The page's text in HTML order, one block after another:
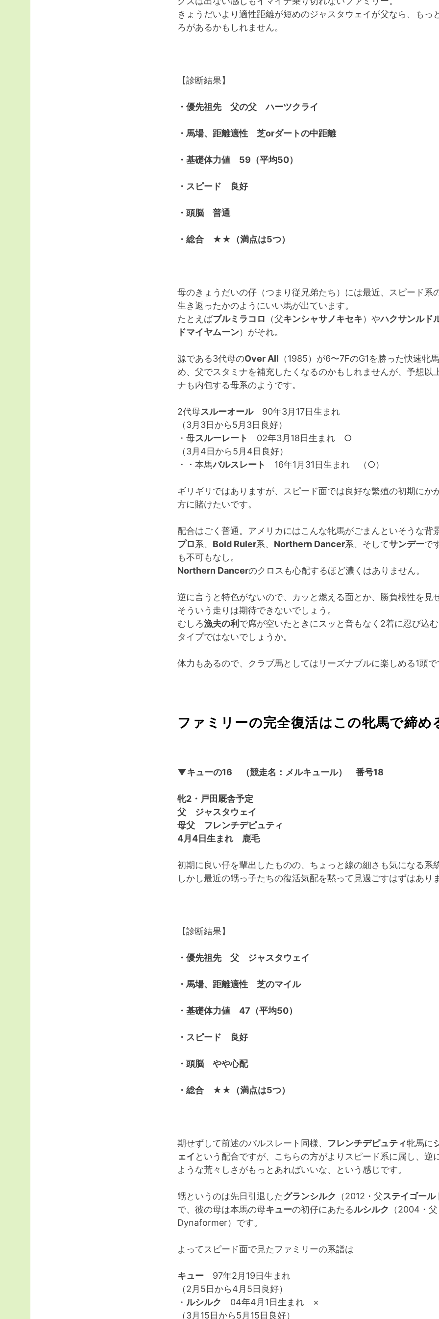
きょうだいより適性距離が短めのジャスタウェイが父なら、もっ
ろがあるかもしれません。
【診断結果】
・優先祖先 父の父 ハーツクライ
・馬場、距離適性 芝orダートの中距離
・基礎体力値 59（平均50）
・スピード 良好
・頭脳 普通
・総合 ★★（満点は5つ）
母のきょうだいの仔（つまり従兄弟たち）には最近、スピード系
生き返ったかのようにいい馬が出ています。
たとえばブルミラコロ （父キンシャサノキセキ）やハクサンルド
ドマイヤムーン）がそれ。
源である3代母のOver All （1985）が6〜7FのG1を勝った快速牝
め、父でスタミナを補充したくなるのかもしれませんが、予想以
ナも内包する母系のようです。
2代母スルーオール90年3月17日生まれ
（3月3日から5月3日良好）
・母スルーレート
02年3月18日生まれ ○
（3月4日から5月4日良好）
・・本馬パルスレート 16年1月31日生まれ （○）
ギリギリではありますが、スピード面では良好な繁殖の初期にか
方に賭けたいです。
配合はごく普通。アメリカにはこんな牝馬がごまんといそうな背
プロ系、 Bold Ruler系、 Northern Dancer系、そしてサンデーで
も不可もなし。
Northern Dancerのクロスも心配するほど濃くはありません。
逆に言うと特色がないので、カッと燃える面とか、勝負根性を見
そういう走りは期待できないでしょう。
むしろ漁夫の利 で席が空いたときにスッと音もなく2着に忍び込
タイプではないでしょうか。
体力もあるので、クラブ馬としてはリーズナブルに楽しめる1頭で
ファミリーの完全復活はこの牝馬で締め
▼キューの16 （競走名：メルキュール） 番号18
牝2・戸田厩舎予定
父 ジャスタウェイ
母父 フレンチデピュティ
4月4日生まれ 鹿毛
初期に良い仔を輩出したものの、ちょっと線の細さも気になる系統
しかし最近の甥っ子たちの復活気配を黙って見過ごすはずはあり
【診断結果】
・優先祖先 父 ジャスタウェイ
・馬場、距離適性 芝のマイル
・基礎体力値 47（平均50）
・スピード 良好
・頭脳 やや心配
・総合 ★★（満点は5つ）
期せずして前述のパルスレート同様、 フレンチデピュティ牝馬に
ェイ という配合ですが、こちらの方がよりスピード系に属し、逆
ような荒々しさがもっとあればいいな、という感じです。
甥というのは先日引退したグランシルク （2012・父ステイゴール
で、彼の母は本馬の母キューの初仔にあたるルシルク （2004・父
Dynaformer）です。
よってスピード面で見たファミリーの系譜は
キュー 97年2月19日生まれ
（2月5日から4月5日良好）
・ ルシルク 04年4月1日生まれ ×
（3月15日から5月15日良好）